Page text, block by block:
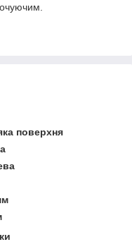
поверхня